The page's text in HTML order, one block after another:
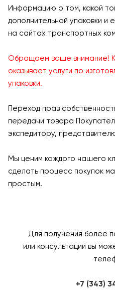
Информацию о том, какой
дополнительной упаковки и
на сайтах транспортных
Обращаем ваше внимание!
оказывает услуги по
упаковки.
Переход прав
передачи товара
экспедитору,
Мы ценим каждого нашего
сделать процесс покупок
простым.
Для получения более
или консультации вы
+7 (343)